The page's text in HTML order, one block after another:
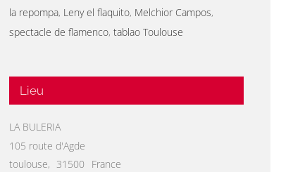
la repompa, Leny el flaquito, Melchior Campos,
spectacle de flamenco, tablao Toulouse
Lieu
LA BULERIA
105 route d'Agde
toulouse, 31500
France